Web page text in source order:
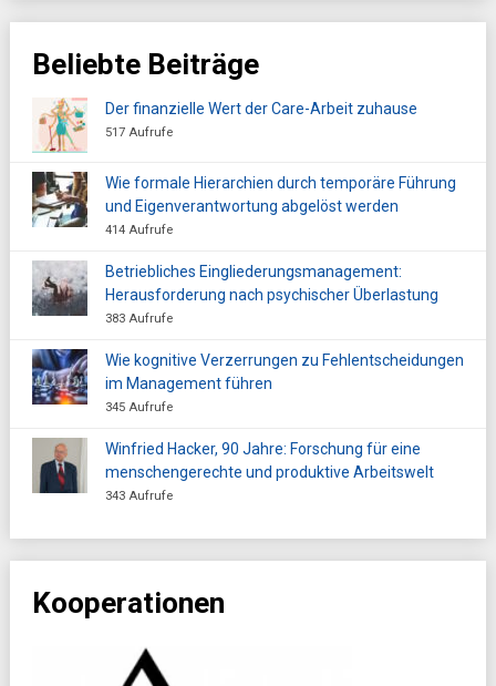
Beliebte Beiträge
Der finanzielle Wert der Care-Arbeit zuhause
517 Aufrufe
Wie formale Hierarchien durch temporäre Führung
und Eigenverantwortung abgelöst werden
414 Aufrufe
Betriebliches Eingliederungsmanagement:
Herausforderung nach psychischer Überlastung
383 Aufrufe
Wie kognitive Verzerrungen zu Fehlentscheidungen
im Management führen
345 Aufrufe
Winfried Hacker, 90 Jahre: Forschung für eine
menschengerechte und produktive Arbeitswelt
343 Aufrufe
Kooperationen